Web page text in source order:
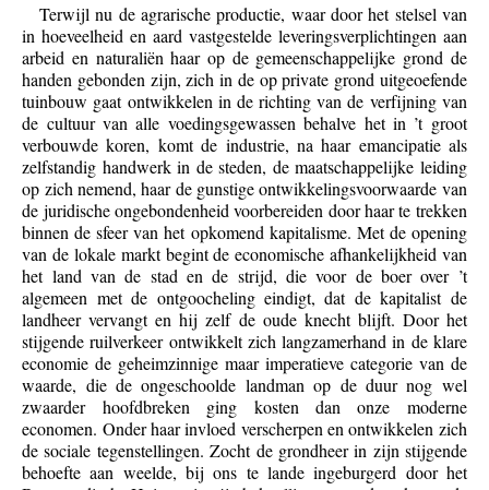
Terwijl nu de agrarische productie, waar door het stelsel van
in hoeveelheid en aard vastgestelde leveringsverplichtingen aan
arbeid en naturaliën haar op de gemeenschappelijke grond de
handen gebonden zijn, zich in de op private grond uitgeoefende
tuinbouw gaat ontwikkelen in de richting van de verfijning van
de cultuur van alle voedingsgewassen behalve het in ’t groot
verbouwde koren, komt de industrie, na haar emancipatie als
zelfstandig handwerk in de steden, de maatschappelijke leiding
op zich nemend, haar de gunstige ontwikkelingsvoorwaarde van
de juridische ongebondenheid voorbereiden door haar te trekken
binnen de sfeer van het opkomend kapitalisme. Met de opening
van de lokale markt begint de economische afhankelijkheid van
het land van de stad en de strijd, die voor de boer over ’t
algemeen met de ontgoocheling eindigt, dat de kapitalist de
landheer vervangt en hij zelf de oude knecht blijft. Door het
stijgende ruilverkeer ontwikkelt zich langzamerhand in de klare
economie de geheimzinnige maar imperatieve categorie van de
waarde, die de ongeschoolde landman op de duur nog wel
zwaarder hoofdbreken ging kosten dan onze moderne
economen. Onder haar invloed verscherpen en ontwikkelen zich
de sociale tegenstellingen. Zocht de grondheer in zijn stijgende
behoefte aan weelde, bij ons te lande ingeburgerd door het